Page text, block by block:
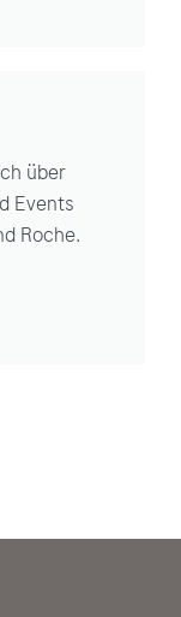
über
Events
Roche.